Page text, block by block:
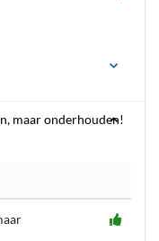
maar onderhouden!